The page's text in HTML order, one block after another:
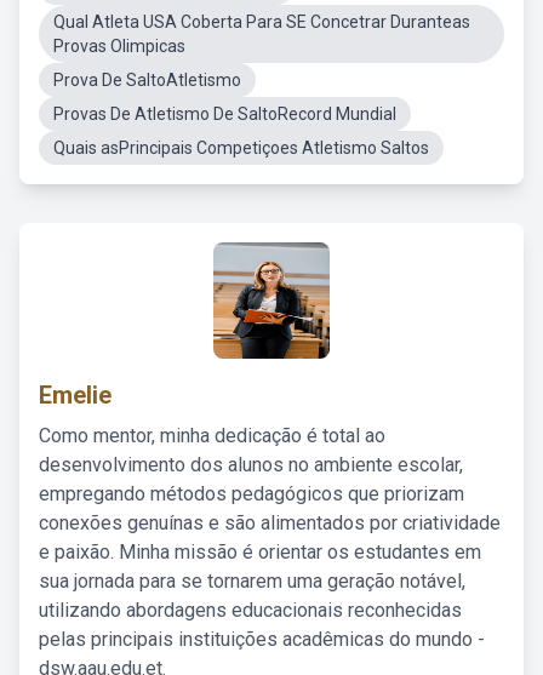
Qual Atleta USA Coberta Para SE Concetrar Duranteas
Provas Olimpicas
Prova De SaltoAtletismo
Provas De Atletismo De SaltoRecord Mundial
Quais asPrincipais Competiçoes Atletismo Saltos
Emelie
Como mentor, minha dedicação é total ao
desenvolvimento dos alunos no ambiente escolar,
empregando métodos pedagógicos que priorizam
conexões genuínas e são alimentados por criatividade
e paixão. Minha missão é orientar os estudantes em
sua jornada para se tornarem uma geração notável,
utilizando abordagens educacionais reconhecidas
pelas principais instituições acadêmicas do mundo -
dsw.aau.edu.et.